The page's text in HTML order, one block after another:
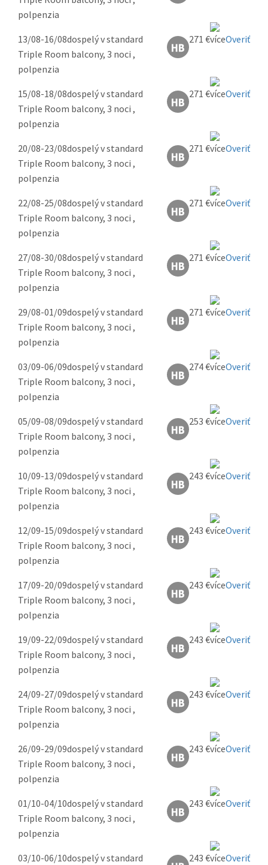
polpenzia
13/08-16/08dospelý v standard
Triple Room balcony, 3 noci ,
polpenzia
271 € Overiť
15/08-18/08dospelý v standard
Triple Room balcony, 3 noci ,
polpenzia
271 € Overiť
20/08-23/08dospelý v standard
Triple Room balcony, 3 noci ,
polpenzia
271 € Overiť
22/08-25/08dospelý v standard
Triple Room balcony, 3 noci ,
polpenzia
271 € Overiť
27/08-30/08dospelý v standard
Triple Room balcony, 3 noci ,
polpenzia
271 € Overiť
29/08-01/09dospelý v standard
Triple Room balcony, 3 noci ,
polpenzia
271 € Overiť
03/09-06/09dospelý v standard
Triple Room balcony, 3 noci ,
polpenzia
274 € Overiť
05/09-08/09dospelý v standard
Triple Room balcony, 3 noci ,
polpenzia
253 € Overiť
10/09-13/09dospelý v standard
Triple Room balcony, 3 noci ,
polpenzia
243 € Overiť
12/09-15/09dospelý v standard
Triple Room balcony, 3 noci ,
polpenzia
243 € Overiť
17/09-20/09dospelý v standard
Triple Room balcony, 3 noci ,
polpenzia
243 € Overiť
19/09-22/09dospelý v standard
Triple Room balcony, 3 noci ,
polpenzia
243 € Overiť
24/09-27/09dospelý v standard
Triple Room balcony, 3 noci ,
polpenzia
243 € Overiť
26/09-29/09dospelý v standard
Triple Room balcony, 3 noci ,
polpenzia
243 € Overiť
01/10-04/10dospelý v standard
Triple Room balcony, 3 noci ,
polpenzia
243 € Overiť
03/10-06/10dospelý v standard
243 € Overiť